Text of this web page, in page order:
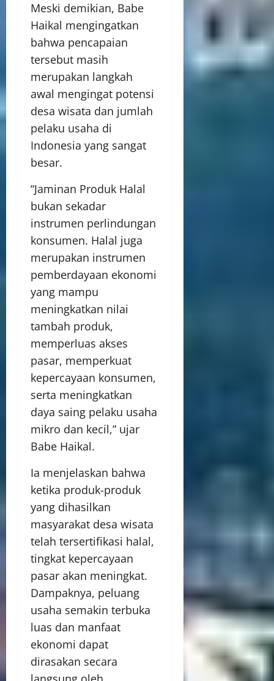
Meski demikian, Babe
Haikal mengingatkan
bahwa pencapaian
tersebut masih
merupakan langkah
awal mengingat potensi
desa wisata dan jumlah
pelaku usaha di
Indonesia yang sangat
besar.
“Jaminan Produk Halal
bukan sekadar
instrumen perlindungan
konsumen. Halal juga
merupakan instrumen
pemberdayaan ekonomi
yang mampu
meningkatkan nilai
tambah produk,
memperluas akses
pasar, memperkuat
kepercayaan konsumen,
serta meningkatkan
daya saing pelaku usaha
mikro dan kecil,” ujar
Babe Haikal.
Ia menjelaskan bahwa
ketika produk-produk
yang dihasilkan
masyarakat desa wisata
telah tersertifikasi halal,
tingkat kepercayaan
pasar akan meningkat.
Dampaknya, peluang
usaha semakin terbuka
luas dan manfaat
ekonomi dapat
dirasakan secara